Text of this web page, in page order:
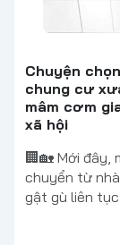
Chuyện
chung cư
mâm cơm
xã hội
🏢🏡 Mới đây,
chuyển từ
gật gù liên tục: